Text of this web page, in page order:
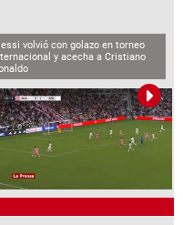
volvió con golazo en torneo
y acecha a Cristiano